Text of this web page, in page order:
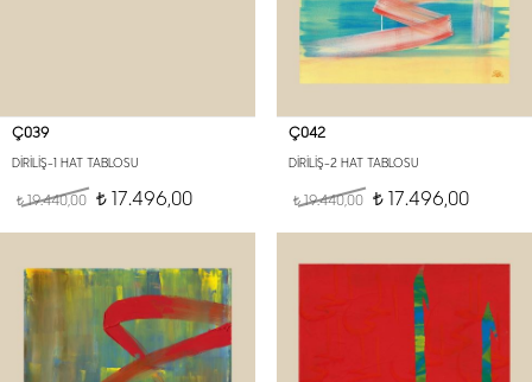
Ç039
DİRİLİŞ-1 HAT TABLOSU
t19.440,00 t 17.496,00
Ç042
DİRİLİŞ-2 HAT TABLOSU
t19.440,00 t17.496,00